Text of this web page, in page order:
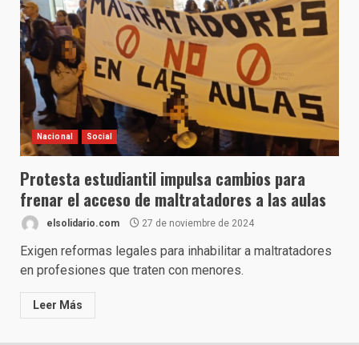
Nacional Social
Protesta estudiantil impulsa cambios para
frenar el acceso de maltratadores a las aulas
elsolidario.com 27 de noviembre de 2024
Exigen reformas legales para inhabilitar a maltratadores
en profesiones que traten con menores.
Leer Más